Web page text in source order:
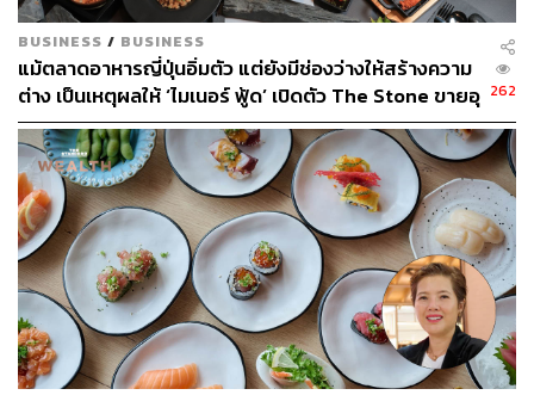
ว่าจะเป็นหินเทอราซโซหรือการทาสีร้านด้วยสีพาสเทล เพื่อ
ปรับให้ OKONOMI เป็นร้านที่เข้ากับไลฟ์สไตล์คนไทยมากขึ้น
BUSINESS / BUSINESS
แม้ตลาดอาหารญี่ปุ่นอิ่มตัว แต่ยังมีช่องว่างให้สร้างความ
ต่าง เป็นเหตุผลให้ ‘ไมเนอร์ ฟู้ด’ เปิดตัว The Stone ขายอุ
ด้งครั้งแรกในรอบ 17 ปี
262